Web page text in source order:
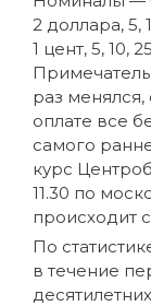
2 доллара, 5,
1 цент, 5, 10,
раз
оплате все
самого
курс
11.30 по
происходит
По
в течение